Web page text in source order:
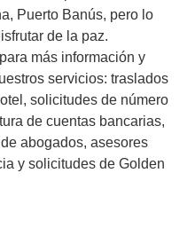
Puerto Banús, pero lo
de la paz.
más información y
servicios: traslados
solicitudes ‌de ‌número
‌de cuentas bancarias,
‌abogados, ‌asesores
‌y ‌solicitudes ‌de ‌Golden